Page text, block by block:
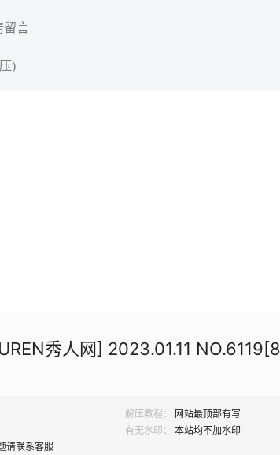
留言
)
秀人网] 2023.01.11
解压教程：
网站最顶部有写
有无水印：
本站均不加水印
请联系客服